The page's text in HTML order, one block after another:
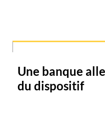
Une banque
du dispositif